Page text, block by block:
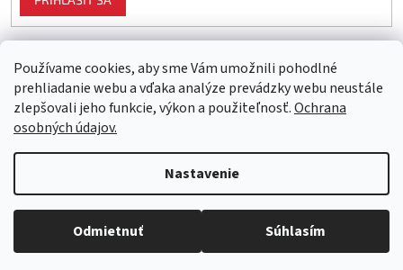
Používame cookies, aby sme Vám umožnili pohodlné
prehliadanie webu a vďaka analýze prevádzky webu neustále
zlepšovali jeho funkcie, výkon a použiteľnosť.Ochrana
osobných údajov.
Nastavenie
Odmietnuť Súhlasím
Objednaný tovar si môžete prevziať osobne v predajni SELEKTRA,
Družstevná 1143/24, Partizánske, tel.: 038/7490000. Všetok tovar je
Vytvoril Shoptet
Copyright 2026Najlepší nákup. Všetky práva vyhradené.Upraviť